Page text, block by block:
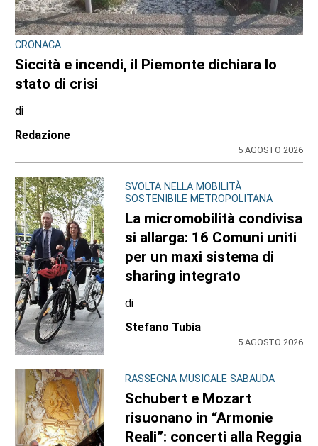
CRONACA
Siccità e incendi, il Piemonte dichiara lo
stato di crisi
di
Redazione
5 AGOSTO 2026
SVOLTA NELLA MOBILITÀ
SOSTENIBILE METROPOLITANA
La micromobilità condivisa
si allarga: 16 Comuni uniti
per un maxi sistema di
sharing integrato
di
Stefano Tubia
5 AGOSTO 2026
RASSEGNA MUSICALE SABAUDA
Schubert e Mozart
risuonano in “Armonie
Reali”: concerti alla Reggia